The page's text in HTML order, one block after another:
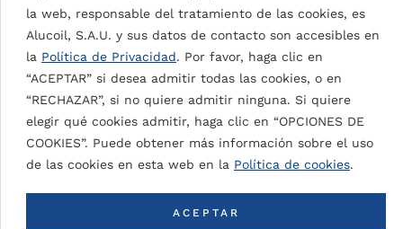
la web, responsable del tratamiento de las cookies, es
Alucoil, S.A.U. y sus datos de contacto son accesibles en
la Política de Privacidad. Por favor, haga clic en
“ACEPTAR” si desea admitir todas las cookies, o en
“RECHAZAR”, si no quiere admitir ninguna. Si quiere
elegir qué cookies admitir, haga clic en “OPCIONES DE
COOKIES”. Puede obtener más información sobre el uso
de las cookies en esta web en la Política de cookies.
ACEPTAR
VOLVER A TODOS LOS COLORES
Proyectos de ALUNATURAL
RED COPPER TL
OGRE STATE GYMNASIUM
NAMS ARCHITECTURE